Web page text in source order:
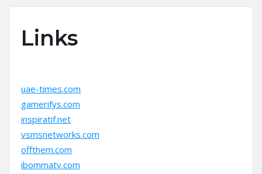
Links
uae-times.com
gamerifys.com
inspiratif.net
vsmsnetworks.com
offthem.com
ibommatv.com